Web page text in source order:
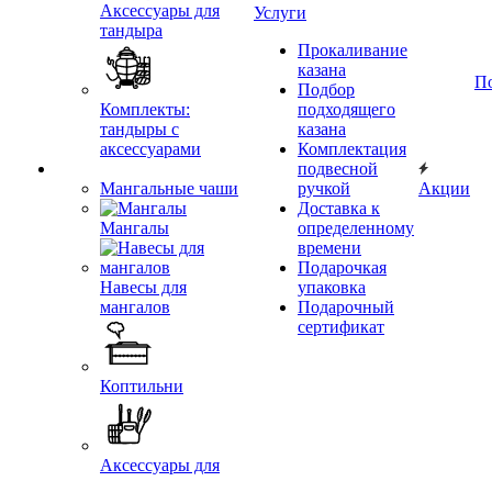
Аксессуары для
тандыра
Комплекты:
тандыры с
аксессуарами
Мангальные чаши
Мангалы
Навесы для
мангалов
Коптильни
Аксессуары для
Услуги
Прокаливание
казана
Подбор
подходящего
казана
Комплектация
подвесной
ручкой
Доставка к
определенному
времени
Подарочкая
упаковка
Подарочный
сертификат
Акции